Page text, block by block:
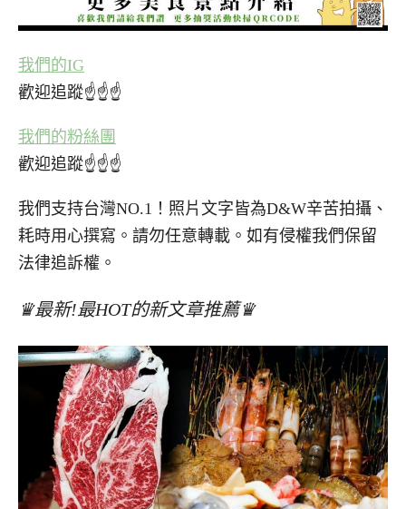
我們的IG
歡迎追蹤☝☝☝
我們的粉絲團
歡迎追蹤☝☝☝
我們支持台灣NO.1！照片文字皆為D&W辛苦拍攝、
耗時用心撰寫。請勿任意轉載。如有侵權我們保留
法律追訴權。
♛最新!最HOT的新文章推薦♛